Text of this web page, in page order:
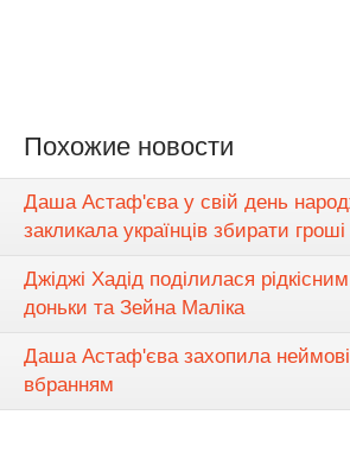
Похожие новости
Даша Астаф'єва у свій день
закликала українців збирати
Джіджі Хадід поділилася
доньки та Зейна Маліка
Даша Астаф'єва захопила
вбранням